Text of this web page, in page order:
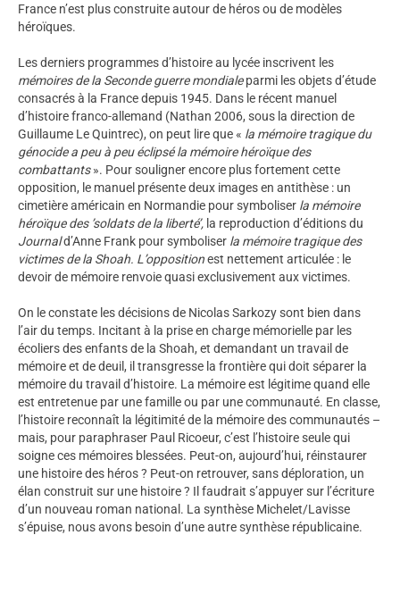
France n’est plus construite autour de héros ou de modèles
héroïques.
Les derniers programmes d’histoire au lycée inscrivent les
mémoires de la Seconde guerre mondialeparmi les objets d’étude
consacrés à la France depuis 1945. Dans le récent manuel
d’histoire franco-allemand (Nathan 2006, sous la direction de
Guillaume Le Quintrec), on peut lire que « la mémoire tragique du
génocide a peu à peu éclipsé la mémoire héroïque des
combattants». Pour souligner encore plus fortement cette
opposition, le manuel présente deux images en antithèse : un
cimetière américain en Normandie pour symboliser la mémoire
héroïque des ’soldats de la liberté’, la reproduction d’éditions du
Journald’Anne Frank pour symboliser la mémoire tragique des
victimes de la Shoah. L’oppositionest nettement articulée : le
devoir de mémoire renvoie quasi exclusivement aux victimes.
On le constate les décisions de Nicolas Sarkozy sont bien dans
l’air du temps. Incitant à la prise en charge mémorielle par les
écoliers des enfants de la Shoah, et demandant un travail de
mémoire et de deuil, il transgresse la frontière qui doit séparer la
mémoire du travail d’histoire. La mémoire est légitime quand elle
est entretenue par une famille ou par une communauté. En classe,
l’histoire reconnaît la légitimité de la mémoire des communautés –
mais, pour paraphraser Paul Ricoeur, c’est l’histoire seule qui
soigne ces mémoires blessées. Peut-on, aujourd’hui, réinstaurer
une histoire des héros ? Peut-on retrouver, sans déploration, un
élan construit sur une histoire ? Il faudrait s’appuyer sur l’écriture
d’un nouveau roman national. La synthèse Michelet/Lavisse
s’épuise, nous avons besoin d’une autre synthèse républicaine.